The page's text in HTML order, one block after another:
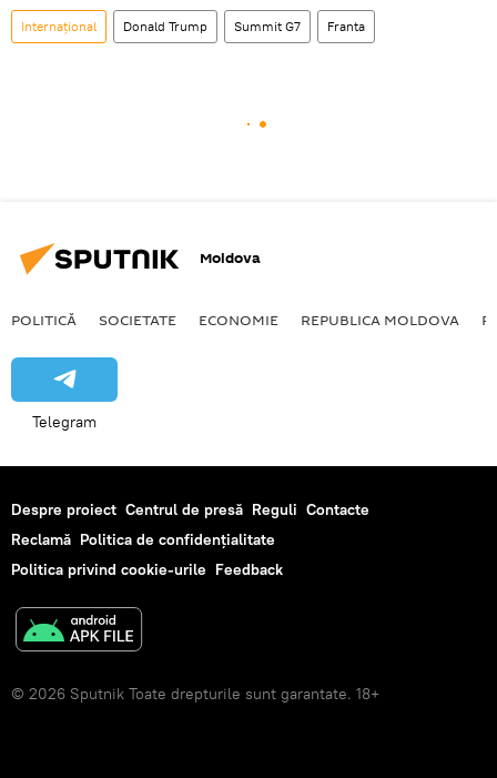
Internațional Donald Trump Summit G7 Franta
Moldova
POLITICĂ SOCIETATE ECONOMIE REPUBLICA MOLDOVA
Telegram
Despre proiect Centrul de presă Reguli Contacte
Reclamă Politica de confidențialitate
Politica privind cookie-urile Feedback
© 2026 Sputnik Toate drepturile sunt garantate. 18+